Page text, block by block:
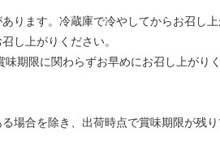
ります。冷蔵庫で冷やしてからお召し上
し上がりください。
期限に関わらずお早めにお召し上がり
場合を除き、出荷時点で賞味期限が残